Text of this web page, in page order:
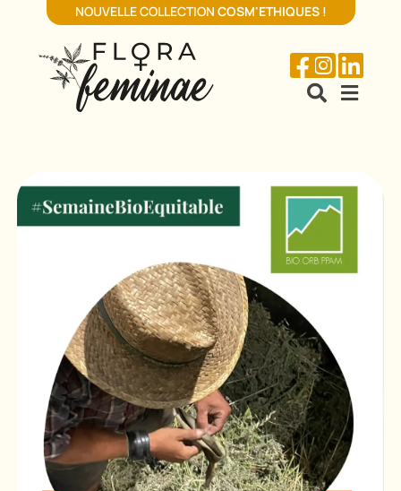
NOUVELLE COLLECTION COSM'ETHIQUES!
  
 